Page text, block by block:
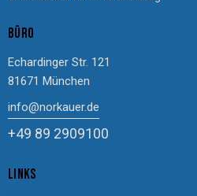
BÜRO
Echardinger Str. 121
81671 München
info@norkauer.de
+49 89 2909100
LINKS